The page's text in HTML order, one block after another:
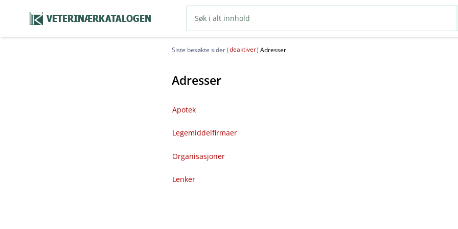
VETERINÆRKATALOGEN
Siste besøkte sider (deaktiver) Adresser
Adresser
Apotek
Legemiddelfirmaer
Organisasjoner
Lenker